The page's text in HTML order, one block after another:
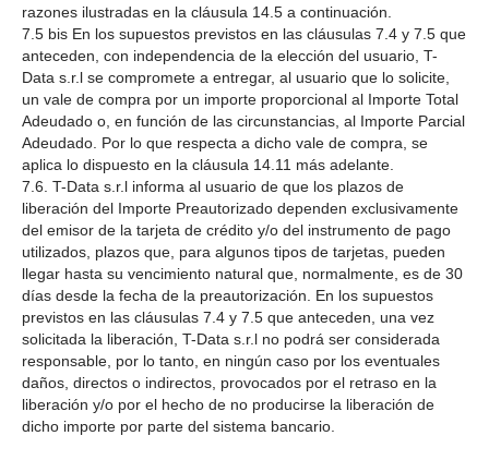
razones ilustradas en la cláusula 14.5 a continuación.
7.5 bis En los supuestos previstos en las cláusulas 7.4 y 7.5 que
anteceden, con independencia de la elección del usuario, T-
Data s.r.l se compromete a entregar, al usuario que lo solicite,
un vale de compra por un importe proporcional al Importe Total
Adeudado o, en función de las circunstancias, al Importe Parcial
Adeudado. Por lo que respecta a dicho vale de compra, se
aplica lo dispuesto en la cláusula 14.11 más adelante.
7.6. T-Data s.r.l informa al usuario de que los plazos de
liberación del Importe Preautorizado dependen exclusivamente
del emisor de la tarjeta de crédito y/o del instrumento de pago
utilizados, plazos que, para algunos tipos de tarjetas, pueden
llegar hasta su vencimiento natural que, normalmente, es de 30
días desde la fecha de la preautorización. En los supuestos
previstos en las cláusulas 7.4 y 7.5 que anteceden, una vez
solicitada la liberación, T-Data s.r.l no podrá ser considerada
responsable, por lo tanto, en ningún caso por los eventuales
daños, directos o indirectos, provocados por el retraso en la
liberación y/o por el hecho de no producirse la liberación de
dicho importe por parte del sistema bancario.